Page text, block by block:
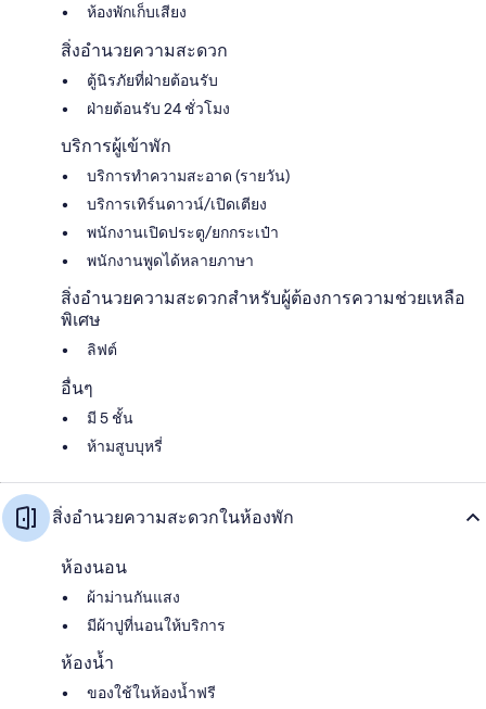
ห้องพักเก็บเสียง
สิ่งอำนวยความสะดวก
ตู้นิรภัยที่ฝ่ายต้อนรับ
ฝ่ายต้อนรับ 24 ชั่วโมง
บริการผู้เข้าพัก
บริการทำความสะอาด (รายวัน)
บริการเทิร์นดาวน์/เปิดเตียง
พนักงานเปิดประตู/ยกกระเป๋า
พนักงานพูดได้หลายภาษา
สิ่งอำนวยความสะดวกสำหรับผู้ต้องการความช่วยเหลือ
พิเศษ
ลิฟต์
อื่นๆ
มี 5 ชั้น
ห้ามสูบบุหรี่
สิ่งอำนวยความสะดวกในห้องพัก
ห้องนอน
ผ้าม่านกันแสง
มีผ้าปูที่นอนให้บริการ
ห้องน้ำ
ของใช้ในห้องน้ำฟรี